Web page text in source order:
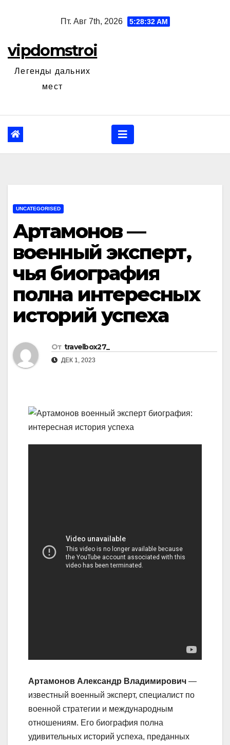
Пт. Авг 7th, 2026 5:28:32 AM
vipdomstroi
Легенды дальних
мест
UNCATEGORISED
Артамонов —
военный эксперт,
чья биография
полна интересных
историй успеха
От travelbox27_
ДЕК 1, 2023
Артамонов Александр Владимирович —
известный военный эксперт, специалист по
военной стратегии и международным
отношениям. Его биография полна
удивительных историй успеха, преданных